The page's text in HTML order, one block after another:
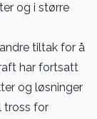
og i større
tiltak for å
har fortsatt
og løsninger
tross for